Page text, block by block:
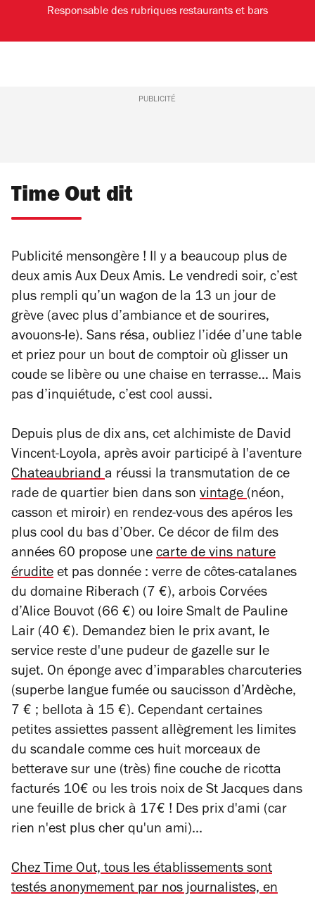
Responsable des rubriques restaurants et bars
PUBLICITÉ
Time Out dit
Publicité mensongère ! Il y a beaucoup plus de
deux amis Aux Deux Amis. Le vendredi soir, c’est
plus rempli qu’un wagon de la 13 un jour de
grève (avec plus d’ambiance et de sourires,
avouons-le). Sans résa, oubliez l’idée d’une table
et priez pour un bout de comptoir où glisser un
coude se libère ou une chaise en terrasse… Mais
pas d’inquiétude, c’est cool aussi.
Depuis plus de dix ans, cet alchimiste de David
Vincent-Loyola, après avoir participé à l'aventure
Chateaubrianda réussi la transmutation de ce
rade de quartier bien dans son vintage(néon,
casson et miroir) en rendez-vous des apéros les
plus cool du bas d’Ober. Ce décor de film des
années 60 propose une carte de vins nature
érudite et pas donnée : verre de côtes-catalanes
du domaine Riberach (7 €), arbois Corvées
d’Alice Bouvot (66 €) ou loire Smalt de Pauline
Lair (40 €). Demandez bien le prix avant, le
service reste d'une pudeur de gazelle sur le
sujet. On éponge avec d’imparables charcuteries
(superbe langue fumée ou saucisson d’Ardèche,
7 € ; bellota à 15 €). Cependant certaines
petites assiettes passent allègrement les limites
du scandale comme ces huit morceaux de
betterave sur une (très) fine couche de ricotta
facturés 10€ ou les trois noix de St Jacques dans
une feuille de brick à 17€ ! Des prix d'ami (car
rien n'est plus cher qu'un ami)...
Chez Time Out, tous les établissements sont
testés anonymement par nos journalistes, en